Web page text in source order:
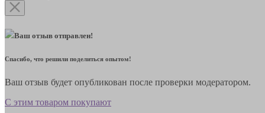
Ваш отзыв отправлен!
Спасибо, что решили поделиться опытом!
Ваш отзыв будет опубликован после проверки модератором.
С этим товаром покупают